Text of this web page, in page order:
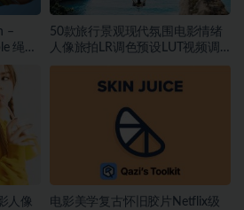
–
绳索
50款旅行景观现代氛围电影情绪
人像旅拍LR调色预设LUT视频调
色素材
人像
电影美学复古怀旧胶片Netflix级